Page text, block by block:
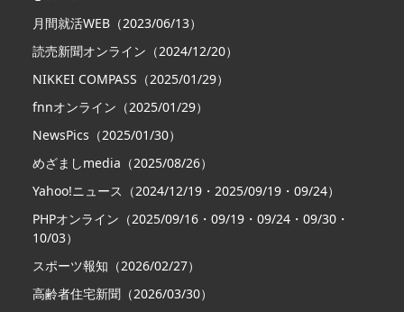
月間就活WEB（2023/06/13）
読売新聞オンライン（2024/12/20）
NIKKEI COMPASS（2025/01/29）
fnnオンライン（2025/01/29）
NewsPics（2025/01/30）
めざましmedia（2025/08/26）
Yahoo!ニュース（2024/12/19・2025/09/19・09/24）
PHPオンライン（2025/09/16・09/19・09/24・09/30・
10/03）
スポーツ報知（2026/02/27）
高齢者住宅新聞（2026/03/30）